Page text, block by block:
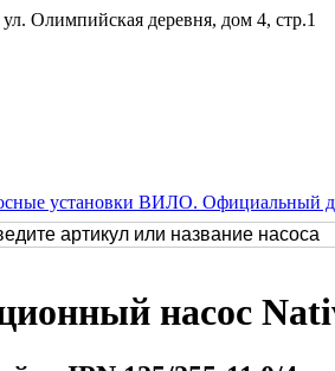
Олимпийская деревня, дом 4, стр.1
установки ВИЛО. Официальный
насос